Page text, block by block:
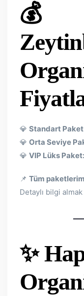
💰
💎 Standart
💎 Orta Seviye
💎 VIP Lüks Paket:
📌 Tüm
Detaylı bilgi
✨